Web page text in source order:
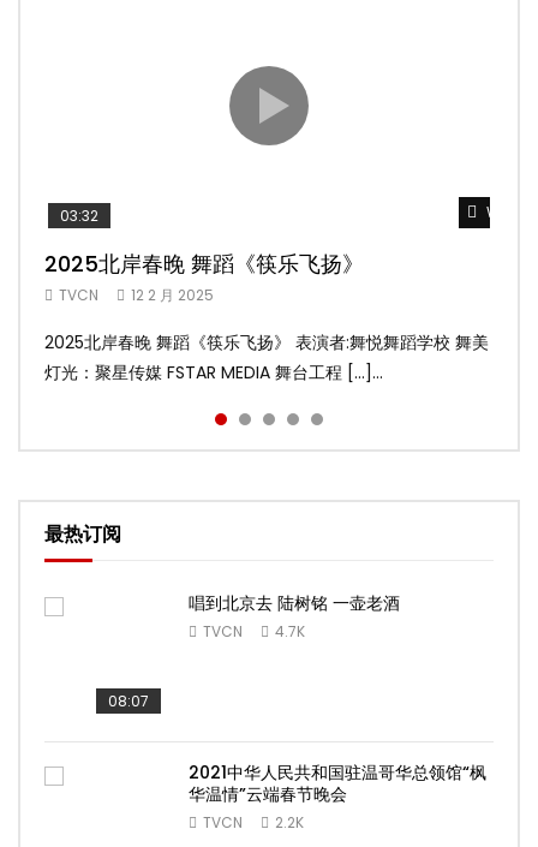
Watch
03:32
2025北岸春晚 舞蹈《筷乐飞扬》
TVCN 12 2 月 2025
2025北岸春晚 舞蹈《筷乐飞扬》 表演者:舞悦舞蹈学校 舞美
灯光：聚星传媒 FSTAR MEDIA 舞台工程 […]...
Watch
02:58
2025北岸春晚 舞蹈《乌兰巴托的夜》
TVCN 12 2 月 2025
2025北岸春晚 舞蹈《乌兰巴托的夜》 表演者:飞扬舞蹈团 舞
美灯光：聚星传媒 FSTAR MEDIA 舞台工 […]...
Watch
04:19
2025北岸春晚 古典舞《雨后》
TVCN 12 2 月 2025
2025北岸春晚 古典舞《雨后》 表演者:洪杰舞蹈学院 舞美灯
光：聚星传媒 FSTAR MEDIA 舞台工程： […]...
Watch
05:13
2025北岸春晚 傣族舞蹈《水的女儿》
TVCN 12 2 月 2025
2025北岸春晚 傣族舞蹈《水的女儿》 表演者:洪杰舞蹈学院
舞美灯光：聚星传媒 FSTAR MEDIA 舞台 […]...
Watch
03:45
2025北岸春晚 舞蹈《十八焕蝶》
TVCN 9 2 月 2025
2025北岸春晚 舞蹈《十八焕蝶》 表演者:舞悦舞蹈学校 舞美
灯光：聚星传媒 FSTAR MEDIA 舞台工程 […]...
最热订阅
08:07
唱到北京去 陆树铭 一壶老酒
TVCN 4.7K
2021中华人民共和国驻温哥华总领馆“枫
华温情”云端春节晚会
TVCN 2.2K